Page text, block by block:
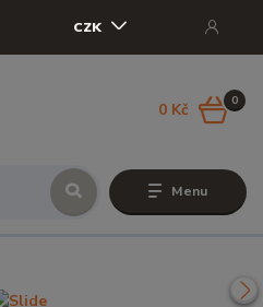
Menu
CZK
0
0 Kč